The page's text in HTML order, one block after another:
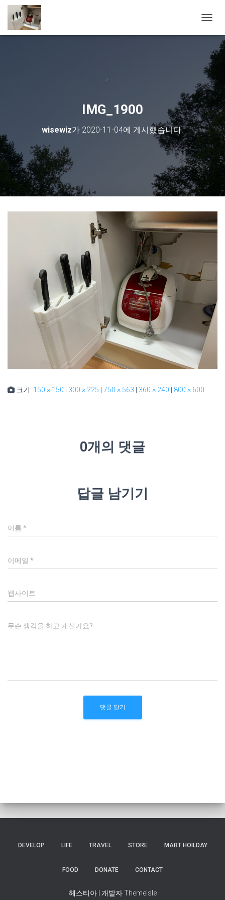
IMG_1900
wisewiz가 2020-11-04에 게시했습니다.
크기: 150 × 150 | 300 × 225 | 750 × 563 | 360 × 240 | 800 × 600
0개의 댓글
답글 남기기
이름 *
이메일 *
웹사이트
무슨 생각을 하고 계신가요?
DEVELOP LIFE TRAVEL STORE MART HOILDAY
FOOD DONATE CONTACT
헤스티아 | 개발자ThemeIsle